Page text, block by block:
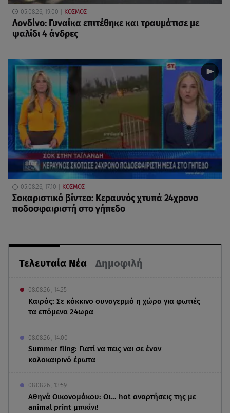
Τελευταία Νέα Δημοφιλή
08.08.26 , 14:25
Καιρός: Σε κόκκινο συναγερμό η χώρα για φωτιές
τα επόμενα 24ωρα
08.08.26 , 14:00
Summer fling: Γιατί να πεις ναι σε έναν
καλοκαιρινό έρωτα
08.08.26 , 13:59
Αθηνά Οικονομάκου: Οι... hot αναρτήσεις της με
animal print μπικίνι!
05.08.26, 19:00 ΚΟΣΜΟΣ
Λονδίνο: Γυναίκα επιτέθηκε και τραυμάτισε με
ψαλίδι 4 άνδρες
05.08.26, 17:10 ΚΟΣΜΟΣ
Σοκαριστικό βίντεο: Κεραυνός χτυπά 24χρονο
ποδοσφαιριστή στο γήπεδο